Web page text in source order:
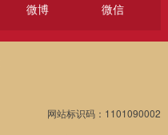
微博 微信
网站标识码：1101090002